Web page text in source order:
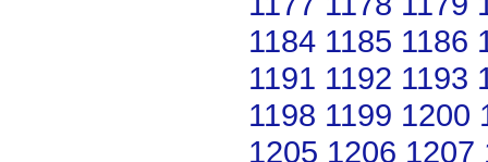
1184 1185 1186
1191 1192 1193
1198 1199 1200
1205 1206 1207